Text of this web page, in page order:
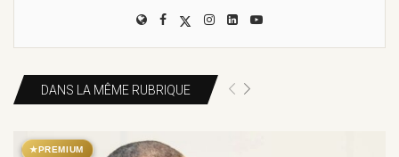
DANS LA MÊME RUBRIQUE
★PREMIUM